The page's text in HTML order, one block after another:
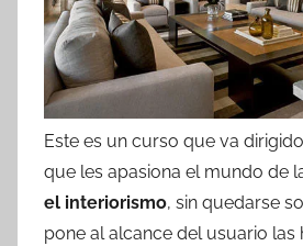
Este es un curso que va
que les apasiona el mundo de
el interiorismo, sin quedarse
pone al alcance del usuario las